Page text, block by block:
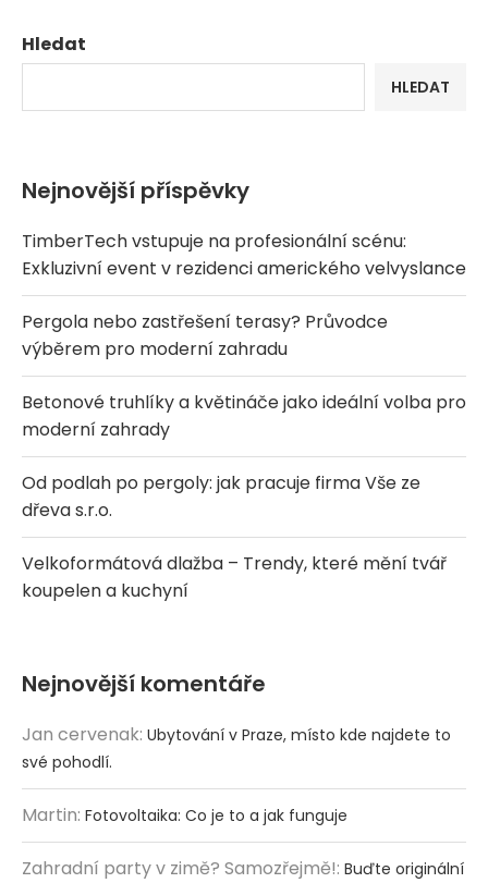
Hledat
HLEDAT
Nejnovější příspěvky
TimberTech vstupuje na profesionální scénu:
Exkluzivní event v rezidenci amerického velvyslance
Pergola nebo zastřešení terasy? Průvodce
výběrem pro moderní zahradu
Betonové truhlíky a květináče jako ideální volba pro
moderní zahrady
Od podlah po pergoly: jak pracuje firma Vše ze
dřeva s.r.o.
Velkoformátová dlažba – Trendy, které mění tvář
koupelen a kuchyní
Nejnovější komentáře
Jan cervenak: Ubytování v Praze, místo kde najdete to
své pohodlí.
Martin: Fotovoltaika: Co je to a jak funguje
Zahradní party v zimě? Samozřejmě!: Buďte originální